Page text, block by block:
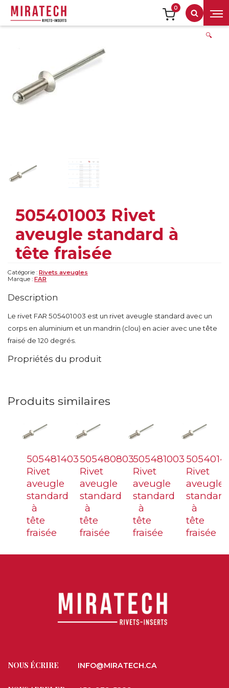
0
🔍
505401003 Rivet
aveugle standard à
tête fraisée
Catégorie : Rivets aveugles
Marque : FAR
Description
Le rivet FAR 505401003 est un rivet aveugle standard avec un
corps en aluminium et un mandrin (clou) en acier avec une tête
fraisé de 120 degrés.
Propriétés du produit
Produits similaires
505481403
Rivet
aveugle
standard
à
tête
fraisée
505480803
Rivet
aveugle
standard
à
tête
fraisée
505481003
Rivet
aveugle
standard
à
tête
fraisée
Rivet
aveugle
standard
à
tête
fraisée
NOUS ÉCRIRE INFO@MIRATECH.CA